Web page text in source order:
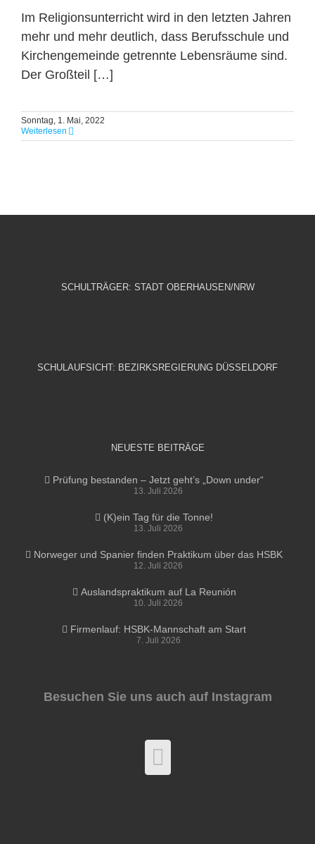
Im Religionsunterricht wird in den letzten Jahren
mehr und mehr deutlich, dass Berufsschule und
Kirchengemeinde getrennte Lebensräume sind.
Der Großteil […]
Sonntag, 1. Mai, 2022
Weiterlesen
SCHULTRÄGER: STADT OBERHAUSEN/NRW
SCHULAUFSICHT: BEZIRKSREGIERUNG DÜSSELDORF
NEUESTE BEITRÄGE
Prüfung bestanden – Jetzt geht’s „Down under“
13. Juli 2026
(K)ein Tag für die Tonne!
13. Juli 2026
Norweger und Spanier finden Praktikum über das HSBK
12. Juli 2026
Auslandspraktikum auf La Reunión
10. Juli 2026
Firmenlauf: HSBK-Mannschaft am Start
7. Juli 2026
Besuchen Sie uns auch auf Instagram